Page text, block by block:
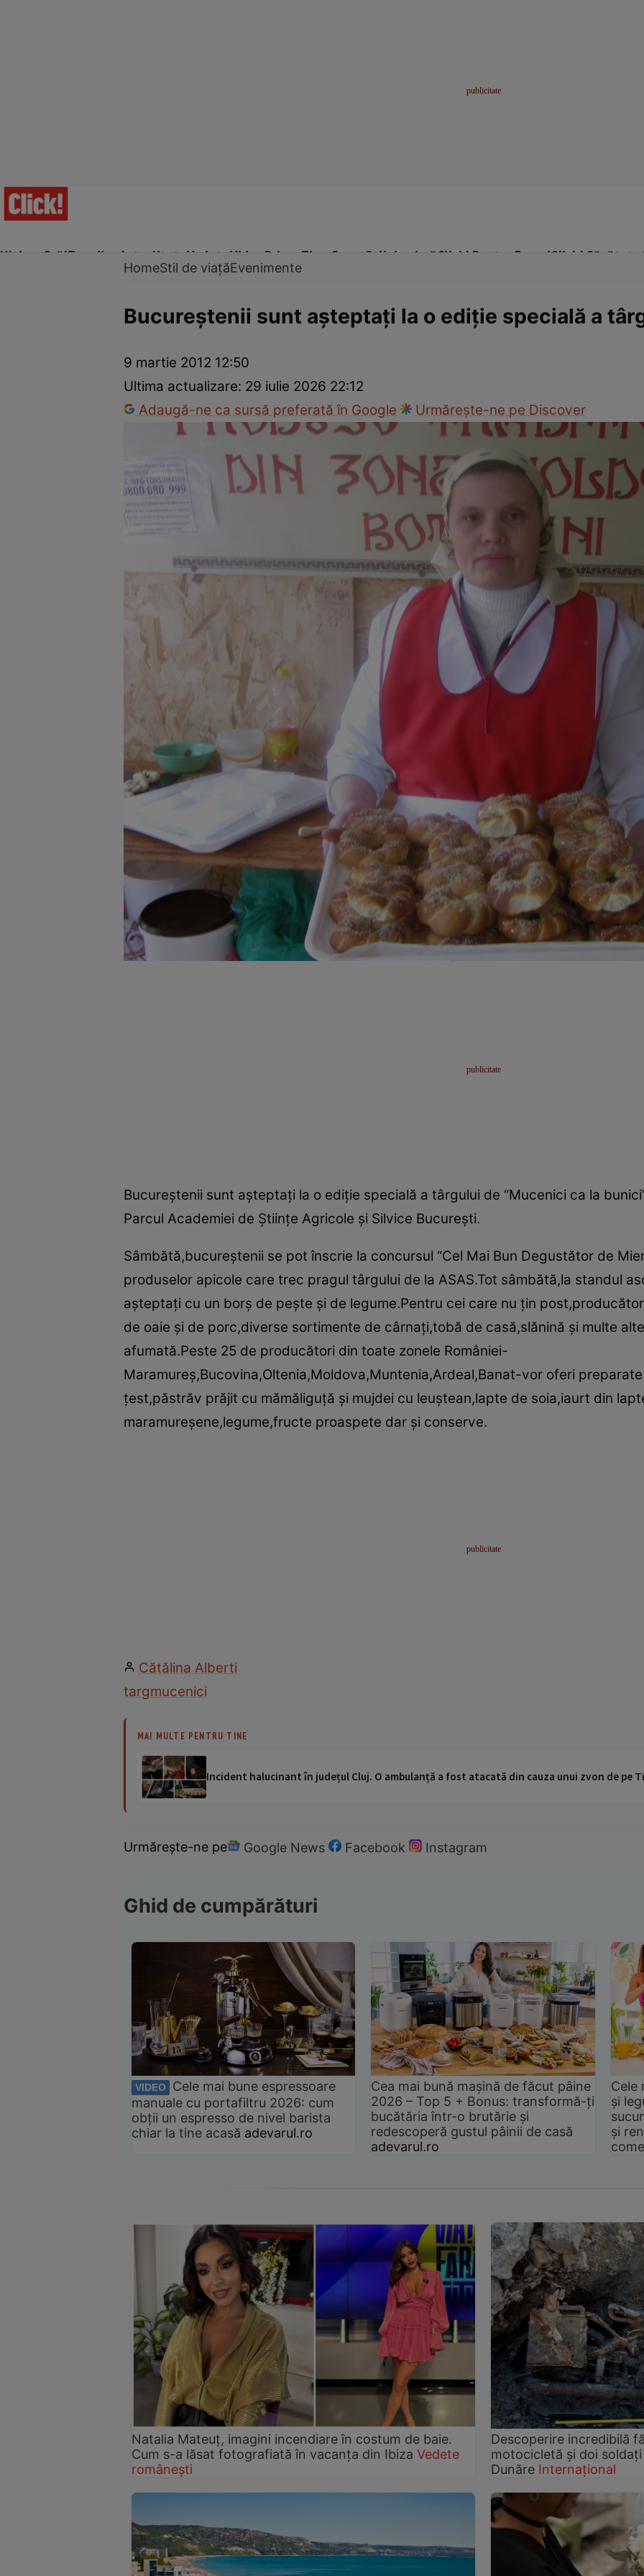
Ultima Oră!Trending Actualitate Vedete Video Prime Time SportStil de viațăClick! Pentru FemeiClick! Sănătate
Dragoste și Sex Evenimente
HomeStil de viațăEvenimente
Bucureştenii sunt aşteptaţi la o ediţie specială a
9 martie 2012 12:50
Ultima actualizare: 29 iulie 2026 22:12
Adaugă-ne ca sursă preferată în Google
Urmărește-ne pe Discover
Bucureştenii sunt aşteptaţi la o ediţie specială a târgului de “Mucenici ca la
Parcul Academiei de Ştiinţe Agricole şi Silvice Bucureşti.
Sâmbătă,bucureştenii se pot înscrie la concursul “Cel Mai Bun Degustător de
produselor apicole care trec pragul târgului de la ASAS.Tot sâmbătă,la standul
aşteptaţi cu un borş de peşte şi de legume.Pentru cei care nu ţin
de oaie şi de porc,diverse sortimente de cârnaţi,tobă de casă,slănină şi multe
afumată.Peste 25 de producători din toate zonele României-
Maramureş,Bucovina,Oltenia,Moldova,Muntenia,Ardeal,Banat-vor oferi
ţest,păstrăv prăjit cu mămăliguţă şi mujdei cu leuştean,lapte de soia,iaurt din
maramureşene,legume,fructe proaspete dar şi conserve.
Cătălina Alberti
targmucenici
MAI MULTE PENTRU TINE
Incident halucinant în județul Cluj. O ambulanță a fost atacată din cauza unui zvon de pe
Urmărește-ne pe Google News Facebook Instagram
Ghid de cumpărături
VIDEO
Cele mai bune espressoare
manuale cu portafiltru 2026: cum
obții un espresso de nivel barista
chiar la tine acasă adevarul.ro
Cea mai bună mașină de făcut pâine
2026 – Top 5 + Bonus: transformă-ți
bucătăria într-o brutărie și
redescoperă gustul pâinii de casă
adevarul.ro
Cele
și
și
Natalia Mateuț, imagini incendiare în costum de baie.
Cum s-a lăsat fotografiată în vacanța din Ibiza Vedete
românești
Descoperire incredibilă
motocicletă și doi
Dunăre Internațional